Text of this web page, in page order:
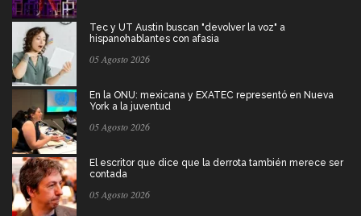
Tec y UT Austin buscan "devolver la voz" a
hispanohablantes con afasia
05 Agosto 2026
En la ONU: mexicana y EXATEC representó en Nueva
York a la juventud
05 Agosto 2026
El escritor que dice que la derrota también merece ser
contada
05 Agosto 2026